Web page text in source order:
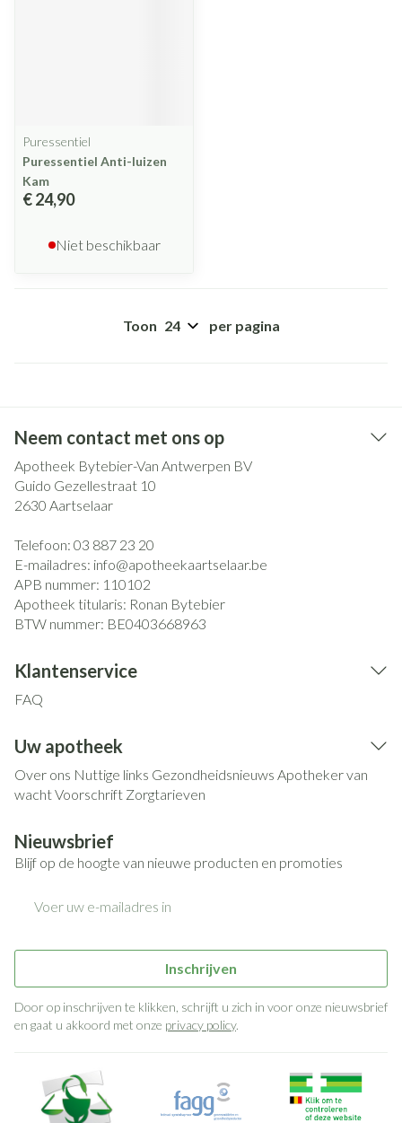
Puressentiel
Puressentiel Anti-luizen
Kam
€ 24,90
Niet beschikbaar
Toon per pagina
Neem contact met ons op
Apotheek Bytebier-Van Antwerpen BV
Guido Gezellestraat 10
2630 Aartselaar
Telefoon: 03 887 23 20
E-mailadres: info@apotheekaartselaar.be
APB nummer: 110102
Apotheek titularis: Ronan Bytebier
BTW nummer: BE0403668963
Klantenservice
FAQ
Uw apotheek
Over ons Nuttige links Gezondheidsnieuws Apotheker van
wachtVoorschrift Zorgtarieven
Nieuwsbrief
Blijf op de hoogte van nieuwe producten en promoties
Inschrijven
Door op inschrijven te klikken, schrijft u zich in voor onze nieuwsbrief
en gaat u akkoord met onze privacy policy.